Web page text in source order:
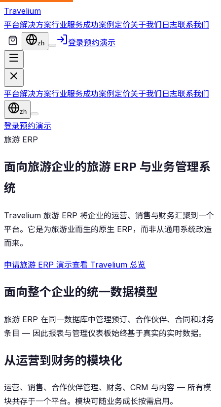
Travelium
平台解决方案行业服务成功案例 定价关于我们 日志联系我们
zh 登录预约演示
平台解决方案行业服务成功案例 定价关于我们 日志联系我们
zh
登录预约演示
旅游 ERP
面向旅游企业的旅游 ERP 与业务管理系
统
Travelium 旅游 ERP 将企业的运营、销售与财务汇聚到一个
平台。它是为旅游业而生的原生 ERP，而非从通用系统改造
而来。
申请旅游 ERP 演示查看 Travelium 总览
面向整个企业的统一数据模型
旅游 ERP 在同一数据库中管理预订、合作伙伴、合同和财务
条目 — 因此报表与管理仪表板始终基于真实的实时数据。
从运营到财务的模块化
运营、销售、合作伙伴管理、财务、CRM 与内容 — 所有模
块共存于一个平台。模块可随业务成长按需启用。